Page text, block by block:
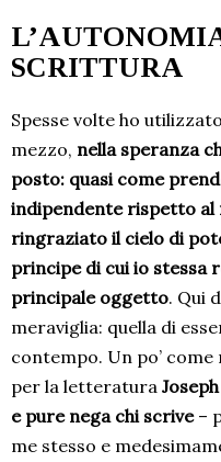
SCRITTURA
Spesse volte ho
mezzo, nella speranza
posto: quasi come
indipendente rispetto
ringraziato il cielo di
principe di cui io stessa
principale oggetto. Qui
meraviglia: quella di
contempo. Un po’
per la letteratura
e pure nega chi scrive–
me stesso e